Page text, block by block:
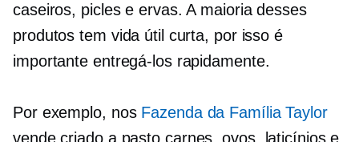
caseiros, picles e ervas. A maioria desses
produtos tem vida útil curta, por isso é
importante entregá-los rapidamente.
Por exemplo, nos Fazenda da Família Taylor
vendecriado a pasto carnes, ovos, laticínios e